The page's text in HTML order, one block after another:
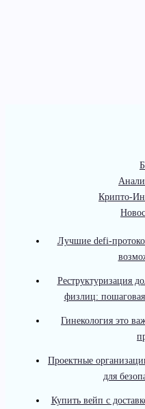
Крипто-
Лучшие defi-
Реструктуризация
физлиц:
Гинекология это
Проектные
для
Купить вейп с